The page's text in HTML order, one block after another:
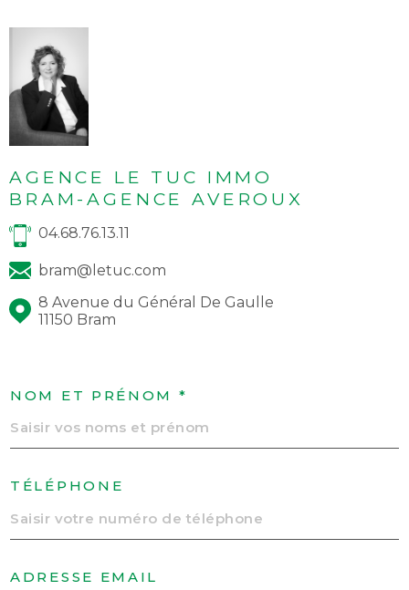
AGENCE LE TUC IMMO
BRAM-AGENCE AVEROUX
04.68.76.13.11
bram@letuc.com
8 Avenue du Général De Gaulle
11150 Bram
NOM ET PRÉNOM *
TÉLÉPHONE
ADRESSE EMAIL